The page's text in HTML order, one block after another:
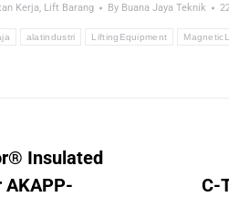
Kerja Lift Barang By Buana Jaya Teknik
alatindustri LiftingEquipment
Insulated
AKAPP-
C-